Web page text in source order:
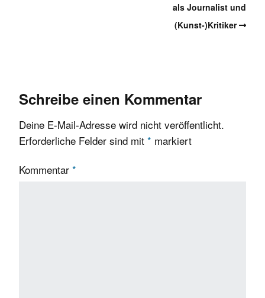
als Journalist und
(Kunst-)Kritiker
Schreibe einen Kommentar
Deine E-Mail-Adresse wird nicht veröffentlicht.
Erforderliche Felder sind mit * markiert
Kommentar *